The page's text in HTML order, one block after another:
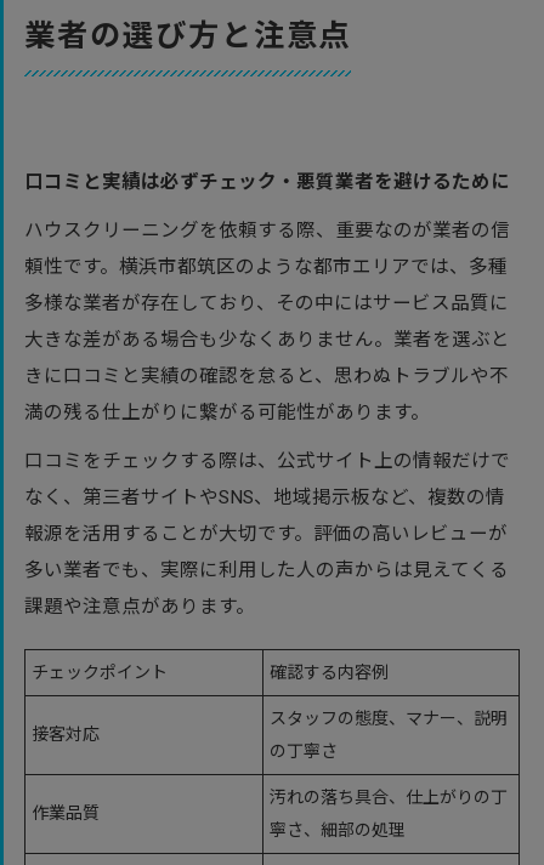
業者の選び方と注意点
口コミと実績は必ずチェック・悪質業者を避けるために
ハウスクリーニングを依頼する際、重要なのが業者の信
頼性です。横浜市都筑区のような都市エリアでは、多種
多様な業者が存在しており、その中にはサービス品質に
大きな差がある場合も少なくありません。業者を選ぶと
きに口コミと実績の確認を怠ると、思わぬトラブルや不
満の残る仕上がりに繋がる可能性があります。
口コミをチェックする際は、公式サイト上の情報だけで
なく、第三者サイトやSNS、地域掲示板など、複数の情
報源を活用することが大切です。評価の高いレビューが
多い業者でも、実際に利用した人の声からは見えてくる
課題や注意点があります。
チェックポイント 確認する内容例
接客対応
スタッフの態度、マナー、説明
の丁寧さ
作業品質
汚れの落ち具合、仕上がりの丁
寧さ、細部の処理